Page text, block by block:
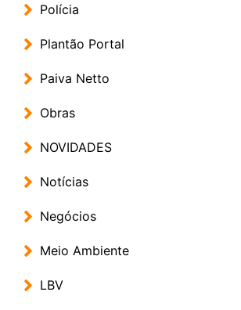
Polícia
Plantão Portal
Paiva Netto
Obras
NOVIDADES
Notícias
Negócios
Meio Ambiente
LBV